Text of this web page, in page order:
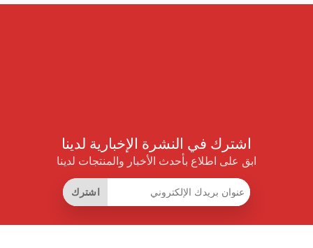
اشترك في النشرة الإخبارية لدينا
ابق على اطلاع بأحدث الأخبار والمنتجات لدينا
اشترك